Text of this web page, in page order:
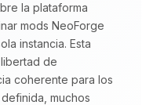
la plataforma
mods NeoForge
instancia. Esta
de
coherente para los
muchos
quien
pequeno
Cuentame
mis
ayudarte.